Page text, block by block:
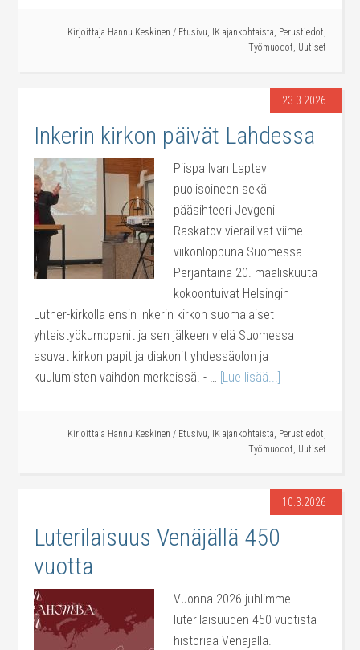
Kirjoittaja Hannu Keskinen / Etusivu, IK ajankohtaista, Perustiedot,
Työmuodot, Uutiset
23.3.2026
Inkerin kirkon päivät Lahdessa
Piispa Ivan Laptev
puolisoineen sekä
pääsihteeri Jevgeni
Raskatov vierailivat viime
viikonloppuna Suomessa.
Perjantaina 20. maaliskuuta
kokoontuivat Helsingin
Luther-kirkolla ensin Inkerin kirkon suomalaiset
yhteistyökumppanit ja sen jälkeen vielä Suomessa
asuvat kirkon papit ja diakonit yhdessäolon ja
kuulumisten vaihdon merkeissä. - … [Lue lisää...]
Kirjoittaja Hannu Keskinen / Etusivu, IK ajankohtaista, Perustiedot,
Työmuodot, Uutiset
10.3.2026
Luterilaisuus Venäjällä 450
vuotta
Vuonna 2026 juhlimme
luterilaisuuden 450 vuotista
historiaa Venäjällä.